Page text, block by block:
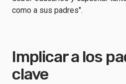
como a sus padres".
Implicar a los
clave